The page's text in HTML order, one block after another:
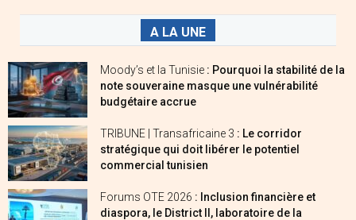
A LA UNE
Moody’s et la Tunisie : Pourquoi la stabilité de la
note souveraine masque une vulnérabilité
budgétaire accrue
TRIBUNE | Transafricaine 3 : Le corridor
stratégique qui doit libérer le potentiel
commercial tunisien
Forums OTE 2026 : Inclusion financière et
diaspora, le District II, laboratoire de la